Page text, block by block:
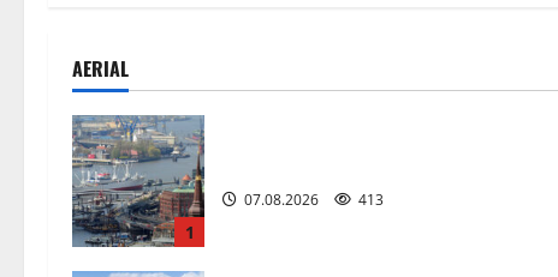
a
t
i
o
n
AERIAL
1
07.08.2026 413